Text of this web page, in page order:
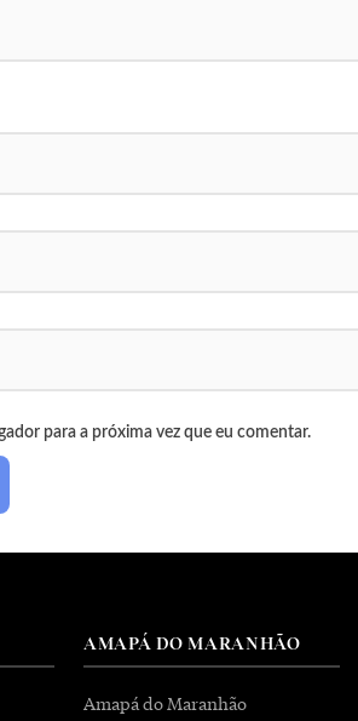
para a próxima vez que eu comentar.
AMAPÁ DO MARANHÃO
Amapá do Maranhão